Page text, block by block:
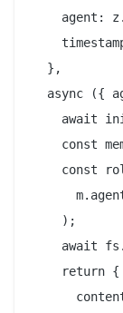
agent:
  },
async ({
await
const
const
    );
await
    return {